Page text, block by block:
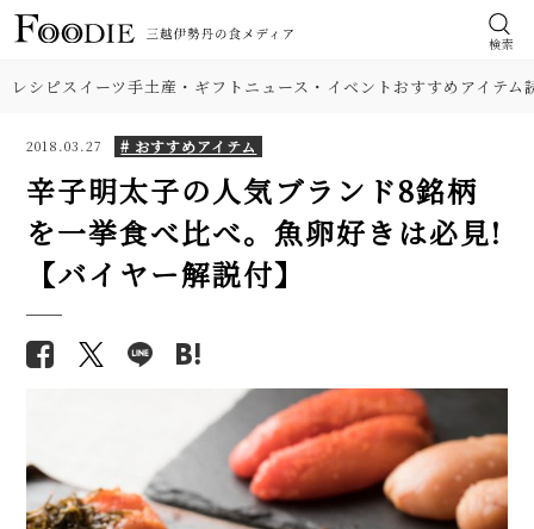
検索
レシピスイーツ手土産・ギフト ニュース・イベントおすすめアイテム
2018.03.27 # おすすめアイテム
辛子明太子の人気ブランド8銘柄
を一挙食べ比べ。魚卵好きは必見!
【バイヤー解説付】